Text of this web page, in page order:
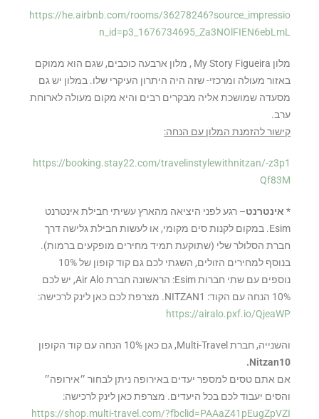
https://he.airbnb.com/rooms/36278246?source_impressio
n_id=p3_1676734695_Za3NOlFIEN6ebLmL
מלון My Story Figueira , מלון ארבעה כוכבים, שגם הוא ממוקם
באזור מעולה ומרכזי- שזה היה היתרון העיקרי שלו. במלון יש גם
מסעדה שמושכת אליה מבקרים רבים והיא מקום מעולה לארוחת
ערב.
קישור להזמנת המלון עם הנחה:
https://booking.stay22.com/travelinstylewithnitzan/-z3p1
Qf83M
* אינטרנט– רגע לפני היציאה מהארץ עשיתי חבילת אינטרנט
Esim. במקום לקנות סים מקומי, או לעשות חבילת גלישה דרך
חברת הסלולר שלי (שתוקעת תמיד מחירים מופקעים ברמות).
בנוסף למחירים הזולים, השגתי לכם גם קוד קופון של 10%
נוספים עם שתי חברות Esim: הראשונה חברת Air Alo, יש לכם
10% הנחה עם הקוד: NITZAN1. מצרפת לכם כאן לינק לרכישה:
https://airalo.pxf.io/QjeaWP
והשנייה, חברת Multi-Travel, גם כאן 10% הנחה עם קוד הקופון
Nitzan10.
אם אתם טסים למספר יעדים באירופה ניתן לבחור ״אירופה״
והסים יעבוד לכם בכל היעדים. מצרפת כאן לינק לרכישה:
https://shop.multi-travel.com/?fbclid=PAAaZ41pEugZpVZI